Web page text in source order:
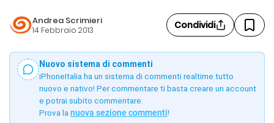
Andrea Scrimieri
14 Febbraio 2013 Condividi
Nuovo sistema di commenti
iPhoneItalia ha un sistema di commenti realtime tutto
nuovo e nativo! Per commentare ti basta creare un account
e potrai subito commentare.
Prova la nuova sezione commenti!